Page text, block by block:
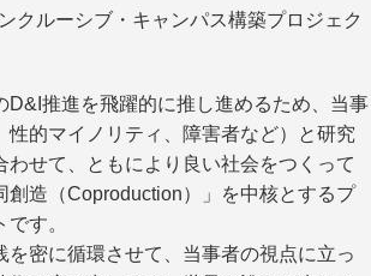
クルーシブ・キャンパス構築プロジェク
D&I推進を飛躍的に推し進めるため、当事
性的マイノリティ、障害者など）と研究
わせて、ともにより良い社会をつくって
創造（Coproduction）」を中核とするプ
です。
を密に循環させて、当事者の視点に立っ